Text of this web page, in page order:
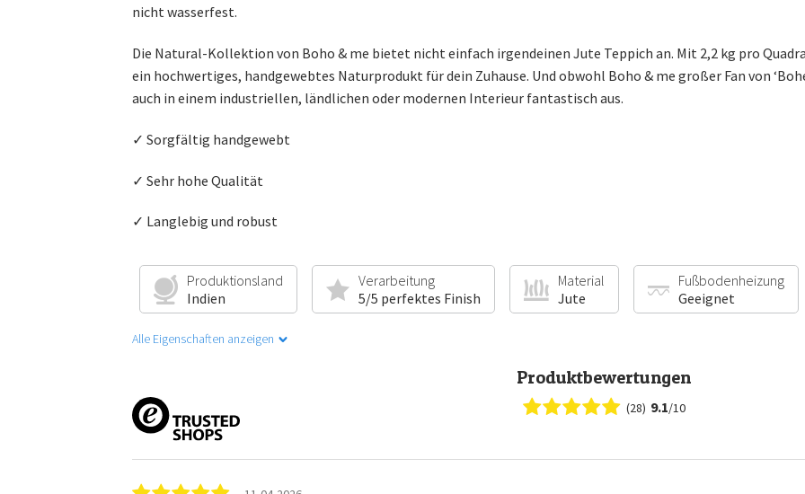
nicht wasserfest.
Die Natural-Kollektion von Boho & me bietet nicht einfach irgendeinen Jute Teppich an. Mit 2,2 kg pro
ein hochwertiges, handgewebtes Naturprodukt für dein Zuhause. Und obwohl Boho & me großer Fan von
auch in einem industriellen, ländlichen oder modernen Interieur fantastisch aus.
✓ Sorgfältig handgewebt
✓ Sehr hohe Qualität
✓ Langlebig und robust
Produktionsland
Indien
Verarbeitung
5/5 perfektes Finish
Material
Jute
Fußbodenheizung
Geeignet
Alle Eigenschaften anzeigen
Produktbewertungen
(28) 9.1/10